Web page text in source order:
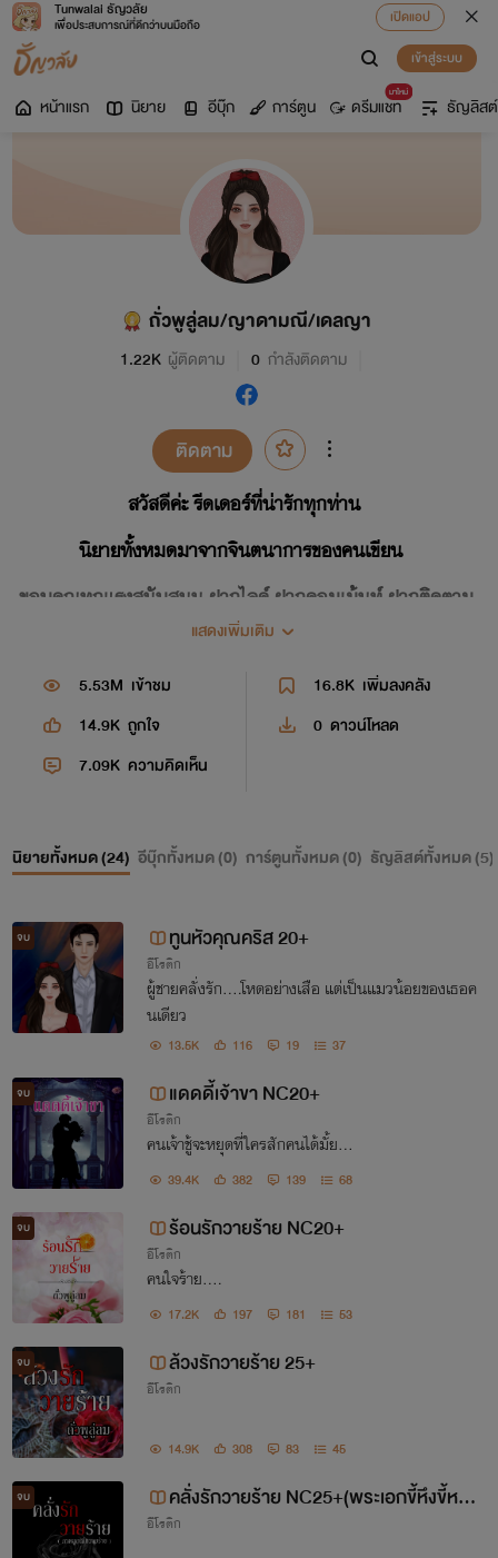
Tunwalai ธัญวลัย
เพื่อประสบการณ์ที่ดีกว่าบนมือถือ
เปิดแอป
เข้าสู่ระบบ
หน้าแรก นิยาย อีบุ๊ก การ์ตูน
มาใหม่
ดรีมแชท ธัญลิสต์
ถั่วพูลู่ลม/ญาดามณี/เดลญา
1.22K ผู้ติดตาม 0 กำลังติดตาม
ติดตาม
สวัสดีค่ะ รีดเดอร์ที่น่ารักทุกท่าน
นิยายทั้งหมดมาจากจินตนาการของคนเขียน
ขอบคุณทุกแรงสนับสนุน ฝากไลค์ ฝากคอมเม้นท์ ฝากติดตาม
ด้วยนะคะ
เริ่มแต่งนิยาย 20 ต.ค.60
แสดงเพิ่มเติม
5.53M เข้าชม 16.8K เพิ่มลงคลัง
14.9K ถูกใจ 0 ดาวน์โหลด
7.09K ความคิดเห็น
นิยายทั้งหมด (24) อีบุ๊กทั้งหมด (0) การ์ตูนทั้งหมด (0) ธัญลิสต์ทั้งหมด (5)
จบ ทูนหัวคุณคริส 20+
อีโรติก
ผู้ชายคลั่งรัก....โหดอย่างเสือ แต่เป็นแมวน้อยของเธอค
นเดียว
13.5K 116 19 37
จบ แดดดี้เจ้าขา NC20+
อีโรติก
คนเจ้าชู้จะหยุดที่ใครสักคนได้มั้ย...
39.4K 382 139 68
จบ ร้อนรักวายร้าย NC20+
อีโรติก
คนใจร้าย....
17.2K 197 181 53
จบ ล้วงรักวายร้าย 25+
อีโรติก
14.9K 308 83 45
จบ
คลั่งรักวายร้าย NC25+(พระเอกขี้หึงขี้หวง
มาก)
อีโรติก